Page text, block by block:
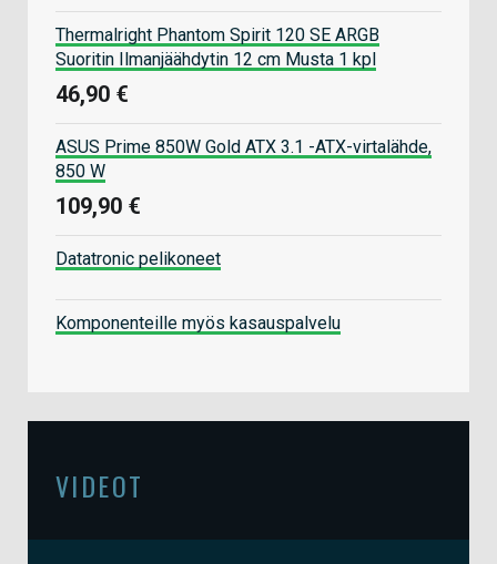
Thermalright Phantom Spirit 120 SE ARGB
Suoritin Ilmanjäähdytin 12 cm Musta 1 kpl
46,90 €
ASUS Prime 850W Gold ATX 3.1 -ATX-virtalähde,
850 W
109,90 €
Datatronic pelikoneet
Komponenteille myös kasauspalvelu
VIDEOT